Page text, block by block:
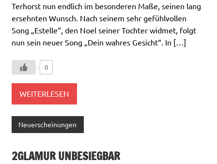
Terhorst nun endlich im besonderen Maße, seinen lang
ersehnten Wunsch. Nach seinem sehr gefühlvollen
Song „Estelle“, den Noel seiner Tochter widmet, folgt
nun sein neuer Song „Dein wahres Gesicht“. In […]
0
WEITERLESEN
Neuerscheinungen
2GLAMUR UNBESIEGBAR